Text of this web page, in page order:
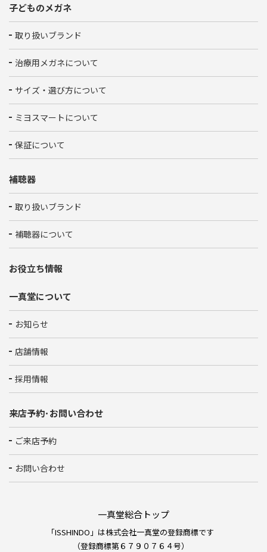
子どものメガネ
取り扱いブランド
治療用メガネについて
サイズ・選び方について
ミヨスマートについて
保証について
補聴器
取り扱いブランド
補聴器について
お役立ち情報
一真堂について
お知らせ
店舗情報
採用情報
来店予約･お問い合わせ
ご来店予約
お問い合わせ
一真堂総合トップ
「ISSHINDO」は株式会社一真堂の登録商標です
（登録商標第６７９０７６４号）